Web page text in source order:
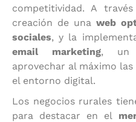
competitividad. A
creación de una web
sociales, y la
email marketing, un
aprovechar al máximo
el entorno digital.
Los negocios rurales
para destacar en el